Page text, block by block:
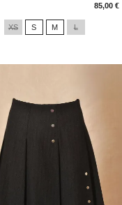
85,00 €
XS S M L